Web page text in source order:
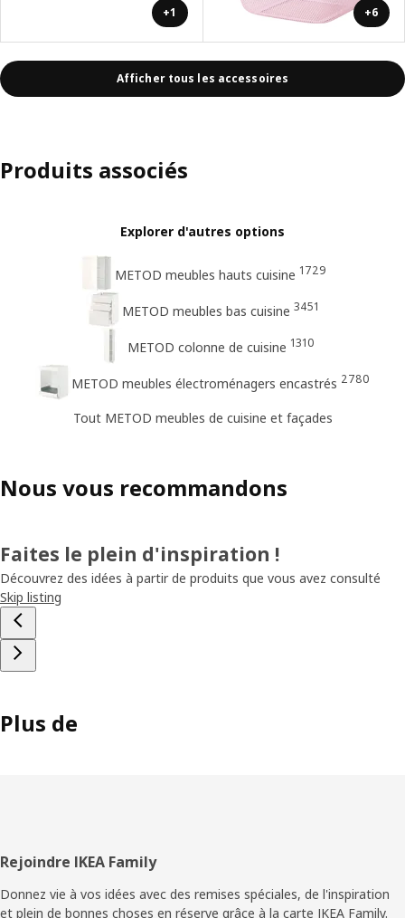
+1 +6
Afficher tous les accessoires
Produits associés
Explorer d'autres options
METOD meubles hauts cuisine 1729
METOD meubles bas cuisine 3451
METOD colonne de cuisine 1310
METOD meubles électroménagers encastrés 2780
Tout METOD meubles de cuisine et façades
Nous vous recommandons
Faites le plein d'inspiration !
Découvrez des idées à partir de produits que vous avez consulté
Skip listing
Plus de
Pied
de
Rejoindre IKEA Family
Donnez vie à vos idées avec des remises spéciales, de l'inspiration
et plein de bonnes choses en réserve grâce à la carte IKEA Family.